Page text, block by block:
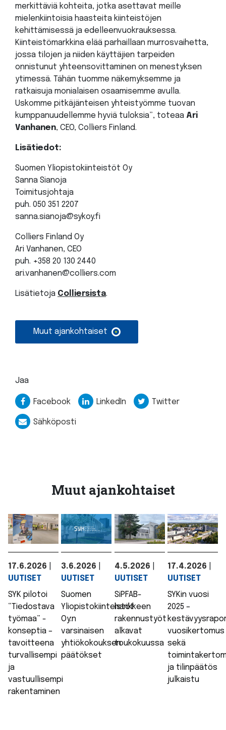
merkittäviä kohteita, jotka asettavat meille
mielenkiintoisia haasteita kiinteistöjen
kehittämisessä ja edelleenvuokrauksessa.
Kiinteistömarkkina elää parhaillaan murrosvaihetta,
jossa tilojen ja niiden käyttäjien tarpeiden
onnistunut yhteensovittaminen on menestyksen
ytimessä. Tähän tuomme näkemyksemme ja
ratkaisuja monialaisen osaamisemme avulla.
Uskomme pitkäjänteisen yhteistyömme tuovan
kumppanuudellemme hyviä tuloksia”, toteaa Ari
Vanhanen, CEO, Colliers Finland.
Lisätiedot:
Suomen Yliopistokiinteistöt Oy
Sanna Sianoja
Toimitusjohtaja
puh. 050 351 2207
sanna.sianoja@sykoy.fi
Colliers Finland Oy
Ari Vanhanen, CEO
puh. +358 20 130 2440
ari.vanhanen@colliers.com
Lisätietoja Colliersista.
Muut ajankohtaiset
Jaa
Facebook LinkedIn Twitter
Sähköposti
Muut ajankohtaiset
17.6.2026
UUTISET
SYK pilotoi
“Tiedostava
työmaa” -
konseptia –
tavoitteena
turvallisempi
ja
vastuullisempi
rakentaminen
3.6.2026
UUTISET
Suomen
Yliopistokiinteistöt
Oy:n
varsinaisen
yhtiökokouksen
päätökset
4.5.2026
UUTISET
SiPFAB-
hankkeen
rakennustyöt
alkavat
toukokuussa
17.4.2026
UUTISET
SYKin vuosi
2025 –
vuosikertomus
sekä
ja tilinpäätös
julkaistu